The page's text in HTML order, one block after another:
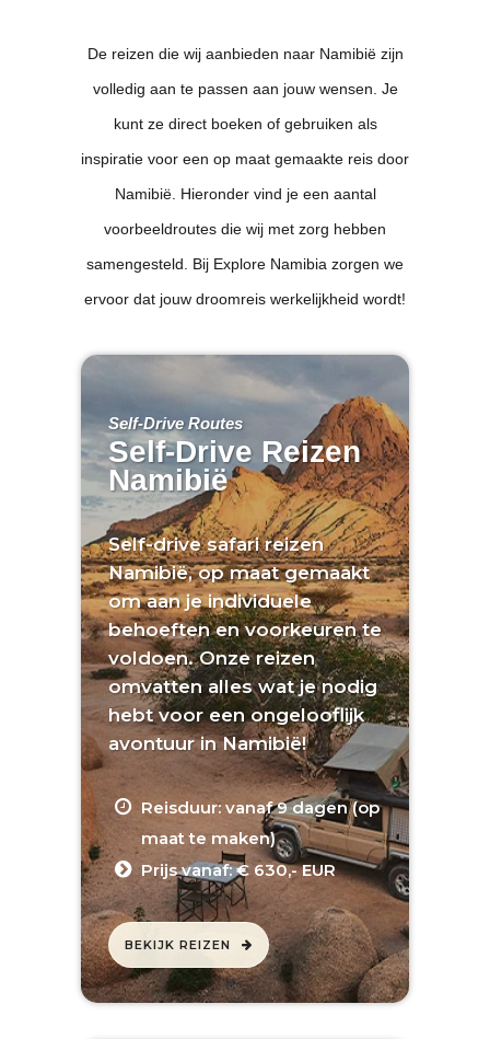
De reizen die wij aanbieden naar Namibië zijn
volledig aan te passen aan jouw wensen. Je
kunt ze direct boeken of gebruiken als
inspiratie voor een op maat gemaakte reis door
Namibië. Hieronder vind je een aantal
voorbeeldroutes die wij met zorg hebben
samengesteld. Bij Explore Namibia zorgen we
ervoor dat jouw droomreis werkelijkheid wordt!
Self-Drive Routes
Self-Drive Reizen
Namibië
Self-drive safari reizen
Namibië, op maat gemaakt
om aan je individuele
behoeften en voorkeuren te
voldoen. Onze reizen
omvatten alles wat je nodig
hebt voor een ongelooflijk
avontuur in Namibië!
Reisduur: vanaf 9 dagen (op
maat te maken)
Prijs vanaf: € 630,- EUR
BEKIJK REIZEN